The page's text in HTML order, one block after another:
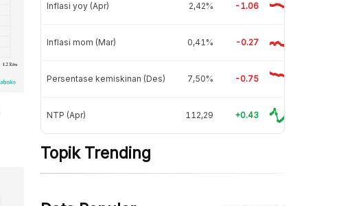
Inflasi yoy (Apr) 2,42% -1.06
Inflasi mom (Mar) 0,41% -0.27
Persentase kemiskinan (Des) 7,50% -0.75
NTP (Apr) 112,29 +0.43
Topik Trending